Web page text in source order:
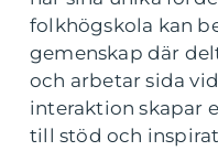
folkhögskola kan
gemenskap där
och arbetar sida
interaktion skapar
till stöd och